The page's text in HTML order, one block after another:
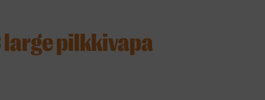
large pilkkivapa